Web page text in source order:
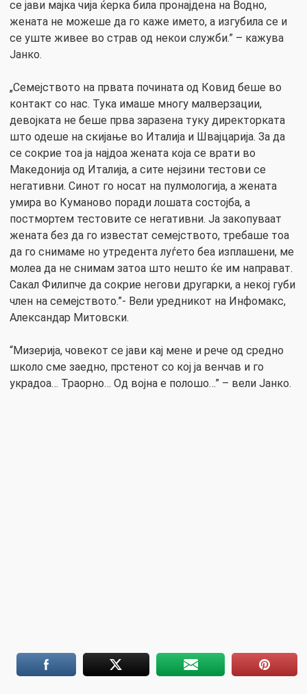
се јави мајка чија ќерка била пронајдена на Водно,
жената не можеше да го каже името, а изгубила се и
се уште живее во страв од некои служби.” – кажува
Јанко.
„Семејството на првата почината од Ковид беше во
контакт со нас. Тука имаше многу малверзации,
девојката не беше прва заразена туку директорката
што одеше на скијање во Италија и Швајцарија. За да
се сокрие тоа ја најдоа жената која се врати во
Македонија од Италија, а сите нејзини тестови се
негативни. Синот го носат на пулмологија, а жената
умира во Куманово поради лошата состојба, а
постмортем тестовите се негативни. Ја закопуваат
жената без да го известат семејството, требаше тоа
да го снимаме но утредента луѓетo беа изплашени, ме
молеа да не снимам затоа што нешто ќе им направат.
Сакал Филипче да сокрие негови другарки, а некој губи
член на семејството.”- Вели уредникот на Инфомакс,
Александар Митовски.
“Мизерија, човекот се јави кај мене и рече од средно
школо сме заедно, прстенот со кој ја венчав и го
украдоа… Траорно… Од војна е полошо…” – вели Јанко.